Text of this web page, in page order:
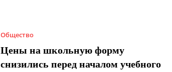
Общество
Цены на школьную форму
снизились перед началом учебного